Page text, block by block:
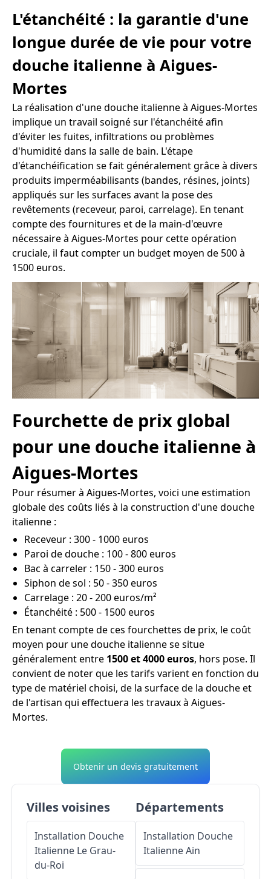
L'étanchéité : la garantie d'une
longue durée de vie pour votre
douche italienne à Aigues-
Mortes
La réalisation d'une douche italienne à Aigues-Mortes
implique un travail soigné sur l'étanchéité afin
d'éviter les fuites, infiltrations ou problèmes
d'humidité dans la salle de bain. L'étape
d'étanchéification se fait généralement grâce à divers
produits imperméabilisants (bandes, résines, joints)
appliqués sur les surfaces avant la pose des
revêtements (receveur, paroi, carrelage). En tenant
compte des fournitures et de la main-d'œuvre
nécessaire à Aigues-Mortes pour cette opération
cruciale, il faut compter un budget moyen de 500 à
1500 euros.
Fourchette de prix global
pour une douche italienne à
Aigues-Mortes
Pour résumer à Aigues-Mortes, voici une estimation
globale des coûts liés à la construction d'une douche
italienne :
Receveur : 300 - 1000 euros
Paroi de douche : 100 - 800 euros
Bac à carreler : 150 - 300 euros
Siphon de sol : 50 - 350 euros
Carrelage : 20 - 200 euros/m²
Étanchéité : 500 - 1500 euros
En tenant compte de ces fourchettes de prix, le coût
moyen pour une douche italienne se situe
généralement entre 1500 et 4000 euros, hors pose. Il
convient de noter que les tarifs varient en fonction du
type de matériel choisi, de la surface de la douche et
de l'artisan qui effectuera les travaux à Aigues-
Mortes.
Obtenir un devis gratuitement
Villes voisines
Installation Douche
Italienne Le Grau-
du-Roi
Départements
Installation Douche
ItalienneAin